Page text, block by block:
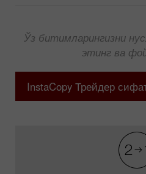
Ўз битимларингизни
этинг ва
InstaCopy Трейдер